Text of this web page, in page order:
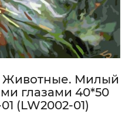
Животные. Милый
глазами 40*50
(LW2002-01)